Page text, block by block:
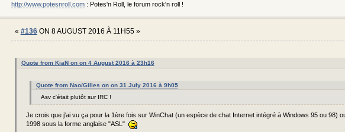
http://www.potesnroll.com: Potes'n Roll, le forum rock'n roll !
« #136ON 8 AUGUST 2016 À 11H55 »
Quote from KiaN on on 4 August 2016 à 23h16
Quote from Nao/Gilles on on 31 July 2016 à 9h05
Asv c'était plutôt sur IRC !
Je crois que j'ai vu ça pour la 1ère fois sur WinChat (un espèce de chat Internet intégré à Windows 95 ou 98)
1998 sous la forme anglaise "ASL"